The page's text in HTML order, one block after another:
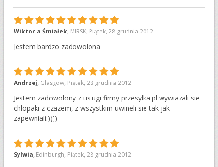
10
Wiktoria Śmiałek, MIRSK, Piątek, 28 grudnia 2012
Jestem bardzo zadowolona
10
Andrzej, Glasgow, Piątek, 28 grudnia 2012
Jestem zadowolony z uslugi firmy przesylka.pl wywiazali sie
chlopaki z czazem, z wszystkim uwineli sie tak jak
zapewniali:))))
10
Sylwia, Edinburgh, Piątek, 28 grudnia 2012